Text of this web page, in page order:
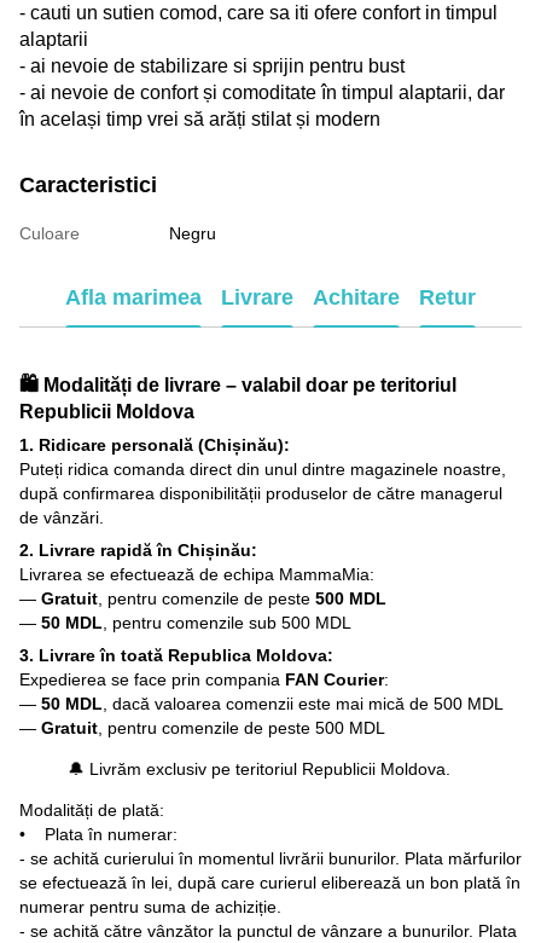
- cauti un sutien comod, care sa iti ofere confort in timpul
alaptarii
- ai nevoie de stabilizare si sprijin pentru bust
- ai nevoie de confort și comoditate în timpul alaptarii, dar
în același timp vrei să arăți stilat și modern
Caracteristici
Culoare Negru
Afla marimea Livrare Achitare Retur
🛍️ Modalități de livrare – valabil doar pe teritoriul
Republicii Moldova
1. Ridicare personală (Chișinău):
Puteți ridica comanda direct din unul dintre magazinele noastre,
după confirmarea disponibilității produselor de către managerul
de vânzări.
2. Livrare rapidă în Chișinău:
Livrarea se efectuează de echipa MammaMia:
— Gratuit , pentru comenzile de peste 500 MDL
— 50 MDL , pentru comenzile sub 500 MDL
3. Livrare în toată Republica Moldova:
Expedierea se face prin compania FAN Courier:
— 50 MDL , dacă valoarea comenzii este mai mică de 500 MDL
— Gratuit , pentru comenzile de peste 500 MDL
🔔 Livrăm exclusiv pe teritoriul Republicii Moldova.
Modalități de plată:
• Plata în numerar:
- se achită curierului în momentul livrării bunurilor. Plata mărfurilor
se efectuează în lei, după care curierul eliberează un bon plată în
numerar pentru suma de achiziție.
- se achită către vânzător la punctul de vânzare a bunurilor. Plata